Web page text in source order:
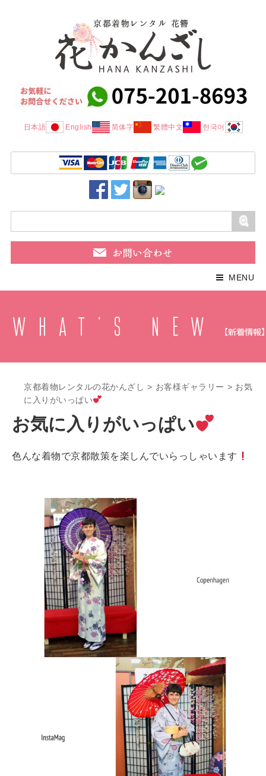
日本語 English 简体字 繁體中文 한국어
MENU
京都着物レンタルの花かんざし > お客様ギャラリー > お気
に入りがいっぱい
お気に入りがいっぱい
色んな着物で京都散策を楽しんでいらっしゃいます